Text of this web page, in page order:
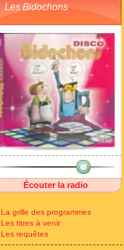
Les Bidochons
Écouter la radio
La grille des programmes
Les titres à venir
Les requêtes